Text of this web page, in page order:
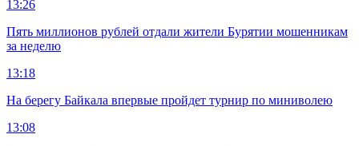
13:26
Пять миллионов рублей отдали жители Бурятии мошенникам
за неделю
13:18
На берегу Байкала впервые пройдет турнир по миниволею
13:08